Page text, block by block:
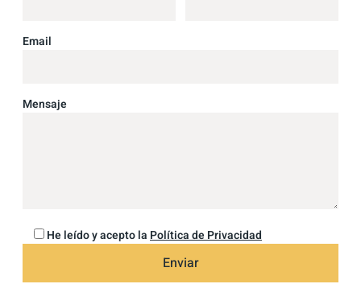
Email
Mensaje
He leído y acepto la Política de Privacidad